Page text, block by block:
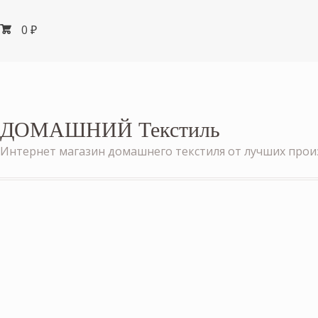
0 ₽
ДОМАШНИЙ Текстиль
Интернет магазин домашнего текстиля от лучших